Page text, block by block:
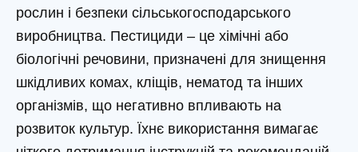
рослин і безпеки сільськогосподарського
виробництва. Пестициди – це хімічні або
біологічні речовини, призначені для знищення
шкідливих комах, кліщів, нематод та інших
організмів, що негативно впливають на
розвиток культур. Їхнє використання вимагає